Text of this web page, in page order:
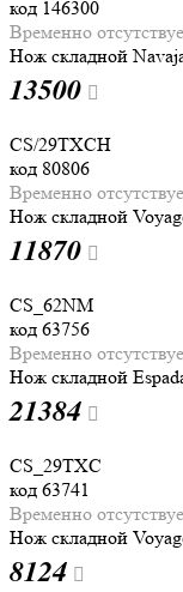
код 146300
Временно
Нож складной
13500
CS/29TXCH
код 80806
Временно
Нож складной
11870
CS_62NM
код 63756
Временно
Нож складной
21384
CS_29TXC
код 63741
Временно
Нож складной
8124